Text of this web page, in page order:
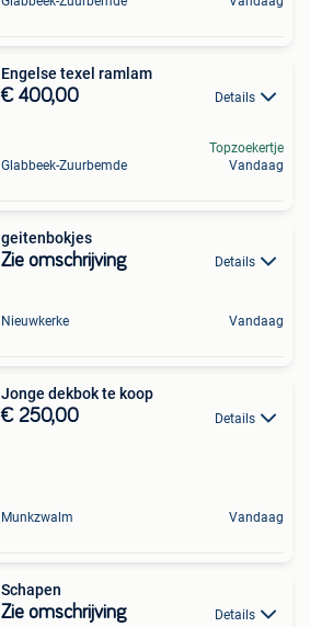
Engelse texel ramlam
€ 400,00 Details
Glabbeek-Zuurbemde
Topzoekertje
Vandaag
geitenbokjes
Zie omschrijving Details
Nieuwkerke Vandaag
Jonge dekbok te koop
€ 250,00 Details
Munkzwalm Vandaag
Schapen
Zie omschrijving Details